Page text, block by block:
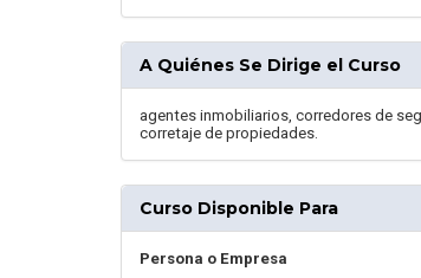
A Quiénes Se Dirige el Curso
agentes inmobiliarios, corredores de
corretaje de propiedades.
Curso Disponible Para
Persona o Empresa